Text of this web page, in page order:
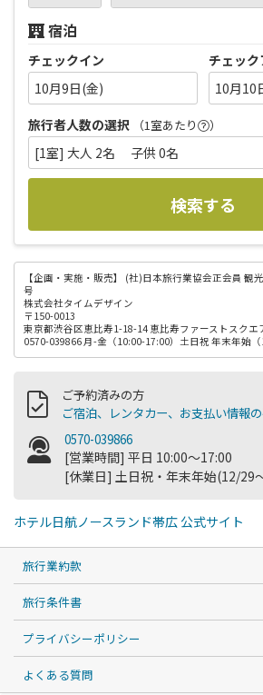
宿泊
チェックイン
10月9日(金)
チェック
10月10
旅行者人数の選択
（1室あたり ）
[1室] 大人 2名 子供 0名
検索する
【企画・実施・販売】
(社)日本旅行業協会正会員 観
号
株式会社タイムデザイン
〒150-0013
東京都渋谷区恵比寿1-18-14 恵比寿ファーストスクエ
0570-039866 月-金（10:00-17:00）土日祝 年末年始
ご予約済みの方
ご宿泊、レンタカー、お支払い情報
0570-039866
[営業時間] 平日 10:00～17:00
[休業日] 土日祝・年末年始(12/29
ホテル日航ノースランド帯広 公式サイト
旅行業約款
旅行条件書
プライバシーポリシー
よくある質問